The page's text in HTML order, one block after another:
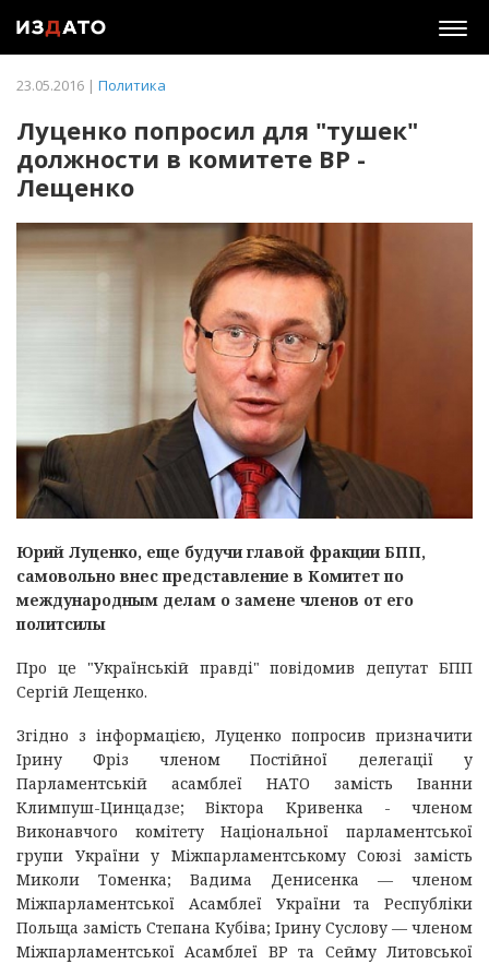
23.05.2016 | Политика
Луценко попросил для "тушек"
должности в комитете ВР -
Лещенко
Юрий Луценко, еще будучи главой фракции БПП,
самовольно внес представление в Комитет по
международным делам о замене членов от его
политсилы
Про це "Українській правді" повідомив депутат БПП
Сергій Лещенко.
Згідно з інформацією, Луценко попросив призначити
Ірину Фріз членом Постійної делегації у
Парламентській асамблеї НАТО замість Іванни
Климпуш-Цинцадзе; Віктора Кривенка - членом
Виконавчого комітету Національної парламентської
групи України у Міжпарламентському Союзі замість
Миколи Томенка; Вадима Денисенка — членом
Міжпарламентської Асамблеї України та Республіки
Польща замість Степана Кубіва; Ірину Суслову — членом
Міжпарламентської Асамблеї ВР та Сейму Литовської